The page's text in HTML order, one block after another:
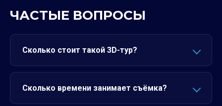
ЧАСТЫЕ ВОПРОСЫ
Сколько стоит такой 3D-тур?
Сколько времени занимает съёмка?